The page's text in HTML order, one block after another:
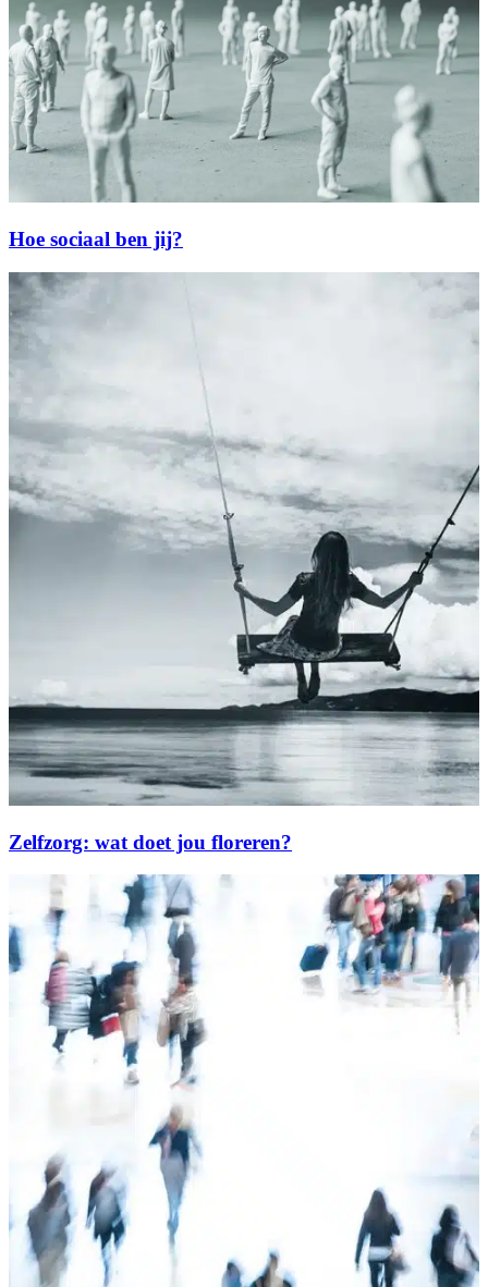
Hoe sociaal ben jij?
Zelfzorg: wat doet jou floreren?